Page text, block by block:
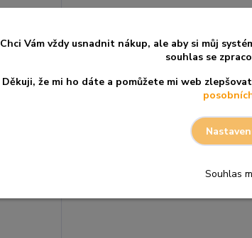
520
468 Kč/
418 Kčbez
49min
Přidat do košíku
Chci Vám vždy usnadnit nákup, ale aby si můj
souhlas se
Děkuji, že mi ho dáte a pomůžete mi web
Souhlas